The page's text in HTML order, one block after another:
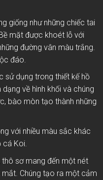
giống như những chiếc tai
mặt được khoét lỗ với
đường vân màu trắng.
đáo.
sử dụng trong thiết kế hồ
về hình khối và chúng
bào mòn tạo thành những
với nhiều màu sắc khác
cá Koi.
sơ mang đến một nét
Chúng tạo ra một cảm